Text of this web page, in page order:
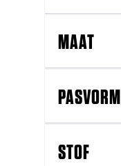
MAAT
PASVORM
STOF